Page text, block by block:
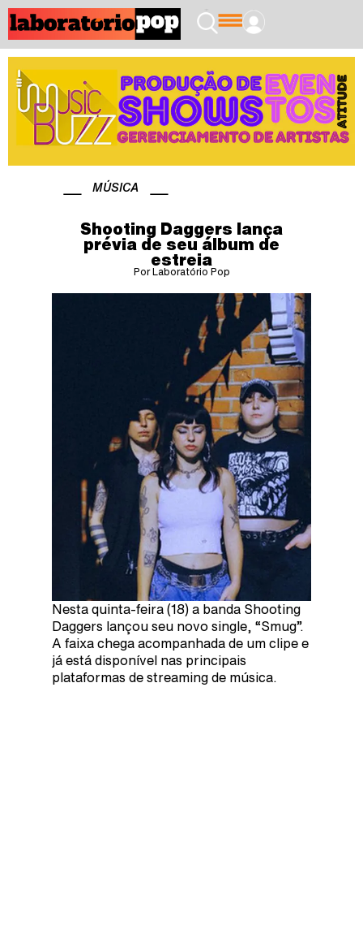
MÚSICA
Shooting Daggers lança
prévia de seu álbum de
estreia
Por Laboratório Pop
Nesta quinta-feira (18) a banda Shooting
Daggers lançou seu novo single, “Smug”.
A faixa chega acompanhada de um clipe e
já está disponível nas principais
plataformas de streaming de música.